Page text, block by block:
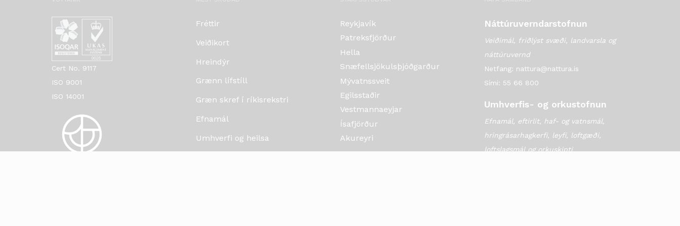
Cert No. 9117
ISO 9001
ISO 14001
Fréttir
Veiðikort
Hreindýr
Grænn lífstíll
Græn skref í ríkisrekstri
Efnamál
Umhverfi og heilsa
Reykjavík
Patreksfjörður
Hella
Snæfellsjökulsþjóðgarður
Mývatnssveit
Egilsstaðir
Vestmannaeyjar
Ísafjörður
Akureyri
Náttúruverndarstofnun
Veiðimál, friðlýst svæði, landvarsla og
náttúruvernd
Netfang: nattura@nattura.is
Sími: 55 66 800
Umhverfis- og orkustofnun
Efnamál, eftirlit, haf- og vatnsmál,
hringrásarhagkerfi, leyfi, loftgæði,
loftslagsmál og orkuskipti